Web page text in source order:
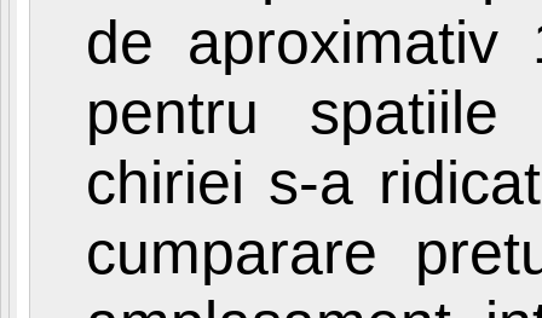
de aproximativ
pentru
chiriei s-a
cumparare